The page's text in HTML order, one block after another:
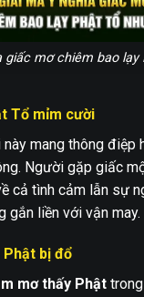
giấc mơ chiêm bao lạy
Tổ mỉm cười
mang thông điệp
Người gặp giấc
cả tình cảm lẫn sự
gắn liền với vận may.
bị đổ
mơ thấy Phật